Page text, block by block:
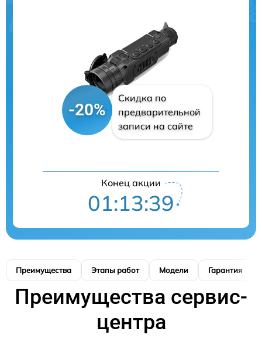
-20%
Скидка по
предварительной
записи на сайте
Конец акции
01:13:39
Преимущества Этапы работ Модели Гарантия
Преимущества сервис-
центра